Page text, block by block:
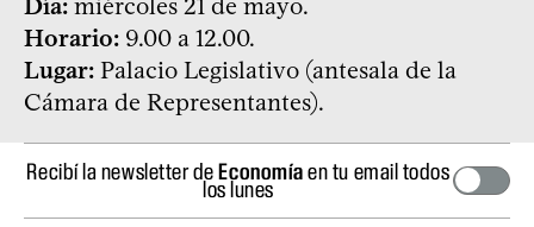
Horario: 9.00 a 12.00.
Lugar: Palacio Legislativo (antesala de la
Cámara de Representantes).
Recibí la newsletter deEconomíaen tu email todos
los lunes